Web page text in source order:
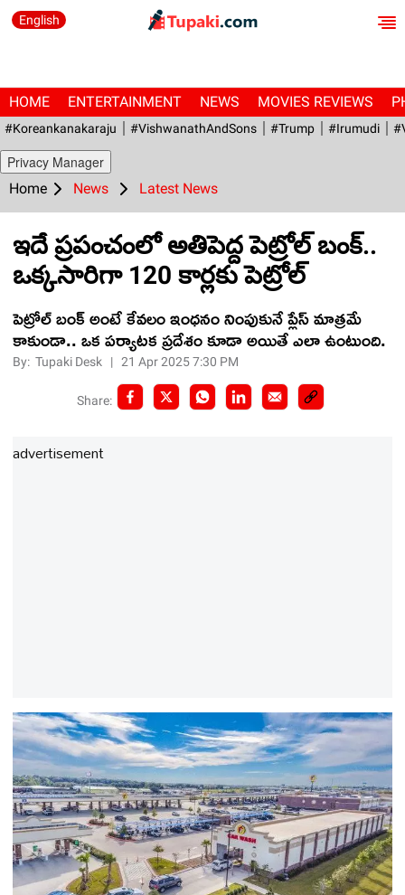
English
HOME ENTERTAINMENT NEWS MOVIES REVIEWS
#Koreankanakaraju #VishwanathAndSons #Trump #irumudi
Privacy Manager
Home News Latest News
ఇదే ప్రపంచంలో అతిపెద్ద పెట్రోల్ బంక్..
ఒక్కసారిగా 120 కార్లకు పెట్రోల్
పెట్రోల్ బంక్ అంటే కేవలం ఇంధనం నింపుకునే ప్లేస్ మాత్రమే
కాకుండా.. ఒక పర్యాటక ప్రదేశం కూడా అయితే ఎలా ఉంటుంది.
By:Tupaki Desk |21 Apr 2025 7:30 PM
Share:
advertisement